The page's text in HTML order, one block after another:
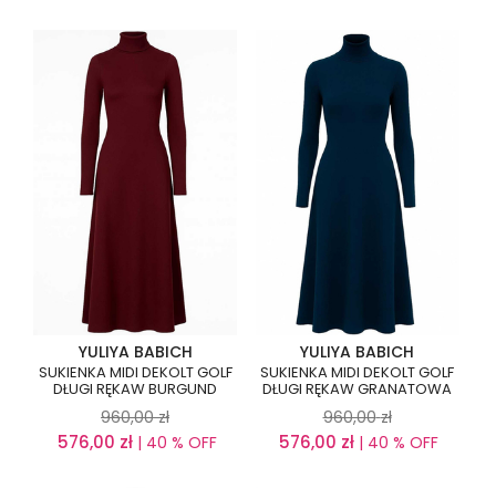
YULIYA BABICH
SUKIENKA MIDI DEKOLT GOLF
DŁUGI RĘKAW BURGUND
960,00 zł
576,00 zł| 40 % OFF
YULIYA BABICH
SUKIENKA MIDI DEKOLT GOLF
DŁUGI RĘKAW GRANATOWA
960,00 zł
576,00 zł | 40 % OFF